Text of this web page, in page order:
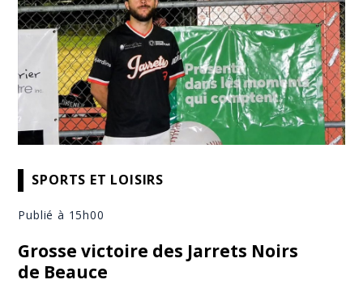
SPORTS ET LOISIRS
Publié à 15h00
Grosse victoire des Jarrets Noirs
de Beauce